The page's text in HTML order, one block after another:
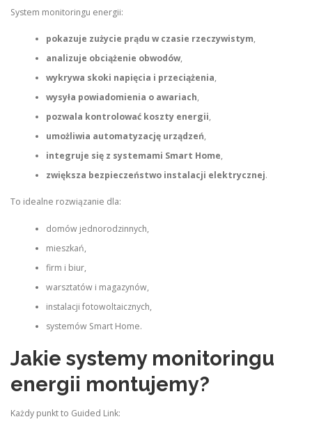
System monitoringu energii:
pokazuje zużycie prądu w czasie rzeczywistym,
analizuje obciążenie obwodów,
wykrywa skoki napięcia i przeciążenia,
wysyła powiadomienia o awariach,
pozwala kontrolować koszty energii,
umożliwia automatyzację urządzeń,
integruje się z systemami Smart Home,
zwiększa bezpieczeństwo instalacji elektrycznej.
To idealne rozwiązanie dla:
domów jednorodzinnych,
mieszkań,
firm i biur,
warsztatów i magazynów,
instalacji fotowoltaicznych,
systemów Smart Home.
Jakie systemy monitoringu
energii montujemy?
Każdy punkt to Guided Link: